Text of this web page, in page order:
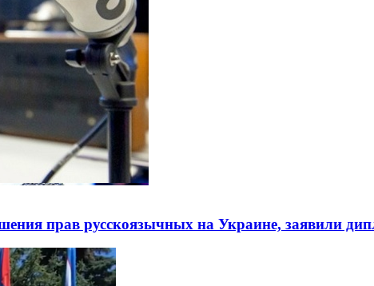
прав русскоязычных на Украине, заявили